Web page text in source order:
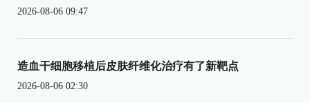
2026-08-06 09:47
造血干细胞移植后皮肤纤维化治疗有了新靶点
2026-08-06 02:30